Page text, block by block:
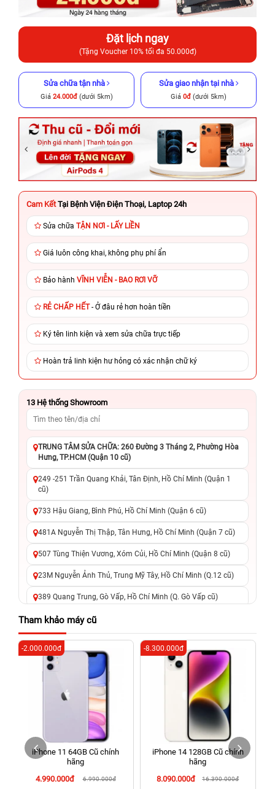
Đặt lịch ngay
(Tặng Voucher 10% tối đa 50.000đ)
Sửa chữa tận nhà
Giá 24.000đ(dưới 5km)
Sửa giao nhận tại nhà
Giá 0đ (dưới 5km)
Cam Kết Tại Bệnh Viện Điện Thoại, Laptop 24h
Sửa chữa TẬN NƠI - LẤY LIỀN
Giá luôn công khai, không phụ phí ẩn
Bảo hành VĨNH VIỄN - BAO RƠI VỠ
RẺ CHẤP HẾT- Ở đâu rẻ hơn hoàn tiền
Ký tên linh kiện và xem sửa chữa trực tiếp
Hoàn trả linh kiện hư hỏng có xác nhận chữ ký
13 Hệ thống Showroom
TRUNG TÂM SỬA CHỮA: 260 Đường 3 Tháng 2, Phường Hòa
Hưng, TP.HCM (Quận 10 cũ)
249 -251 Trần Quang Khải, Tân Định, Hồ Chí Minh (Quận 1
cũ)
733 Hậu Giang, Bình Phú, Hồ Chí Minh (Quận 6 cũ)
481A Nguyễn Thị Thập, Tân Hưng, Hồ Chí Minh (Quận 7 cũ)
507 Tùng Thiện Vương, Xóm Củi, Hồ Chí Minh (Quận 8 cũ)
23M Nguyễn Ảnh Thủ, Trung Mỹ Tây, Hồ Chí Minh (Q.12 cũ)
389 Quang Trung, Gò Vấp, Hồ Chí Minh (Q. Gò Vấp cũ)
625 - 625A Âu Cơ, Tân Phú, Hồ Chí Minh (Quận Tân Phú cũ)
326 Lê Văn Việt, Tăng Nhơn Phú, Hồ Chí Minh (Q.9 TP. Thủ
Đức cũ)
256 Võ Văn Ngân, Thủ Đức, Hồ Chí Minh (Bình Thọ, TP. Thủ
Đức Cũ)
70 Nguyễn An Ninh, Dĩ An, Hồ Chí Minh (Bình Dương Cũ)
24h Vũng Tàu: 162A Ba Cu, Vũng Tàu, Hồ Chí Minh (TP. Vũng
Tàu cũ)
198 Hoàng Văn Thụ, Tân Sơn Nhất, Hồ Chí Minh (Tân Bình
Tham khảo máy cũ
iPhone 11 64GB Cũ chính
hãng
4.990.000đ
6.990.000đ
-2.000.000đ
iPhone 14 128GB Cũ chính
hãng
8.090.000đ
16.390.000đ
-8.300.000đ